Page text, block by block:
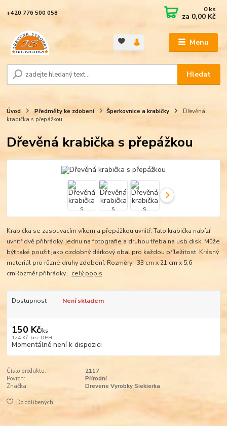
Menu
Hledat
+420 776 500 058 0ks
za 0,00 Kč
Úvod Předměty ke zdobení Šperkovnice a krabičky
Dřevěná
krabička s přepážkou
Dřevěná krabička s přepážkou
Krabička se zasouvacím víkem a přepážkou uvnitř. Tato krabička nabízí
uvnitř dvě přihrádky, jednu na fotografie a druhou třeba na usb disk. Může
být také použit jako ozdobný dárkový obal pro každou příležitost. Krásný
materiál pro různé druhy zdobení. Rozměry: 33 cm x 21 cm x 5,6
cmRozměr přihrádky... celý popis
Dostupnost Není skladem
150 Kč/ks
124 Kč bez DPH
Momentálně není k dispozici
Číslo produktu:
2117
Povrch:
Přírodní
Značka:
Drevene Vyrobky Siekierka
Do oblíbených